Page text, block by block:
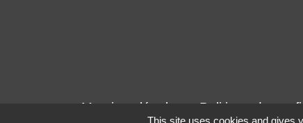
Mentions légales Politique de
This site uses cookies and gives